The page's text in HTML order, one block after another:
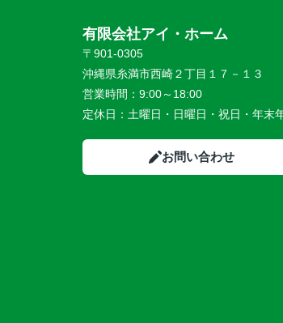
有限会社アイ・ホーム
〒901-0305
沖縄県糸満市西崎２丁目１７－１３
営業時間： 9:00～18:00
定休日： 土曜日・日曜日・祝日・年末
お問い合わせ